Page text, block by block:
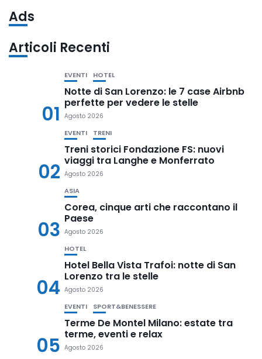
Ads
Articoli Recenti
01
EVENTI HOTEL
Notte di San Lorenzo: le 7 case Airbnb
perfette per vedere le stelle
Agosto 2026
02
EVENTI TRENI
Treni storici Fondazione FS: nuovi
viaggi tra Langhe e Monferrato
Agosto 2026
03
ASIA
Corea, cinque arti che raccontano il
Paese
Agosto 2026
04
HOTEL
Hotel Bella Vista Trafoi: notte di San
Lorenzo tra le stelle
Agosto 2026
05
EVENTI SPORT&BENESSERE
Terme De Montel Milano: estate tra
terme, eventi e relax
Agosto 2026